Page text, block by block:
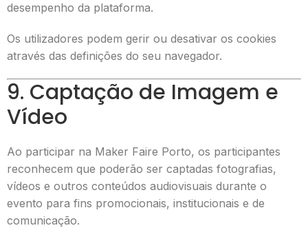
desempenho da plataforma.
Os utilizadores podem gerir ou desativar os cookies
através das definições do seu navegador.
9. Captação de Imagem e
Vídeo
Ao participar na Maker Faire Porto, os participantes
reconhecem que poderão ser captadas fotografias,
vídeos e outros conteúdos audiovisuais durante o
evento para fins promocionais, institucionais e de
comunicação.